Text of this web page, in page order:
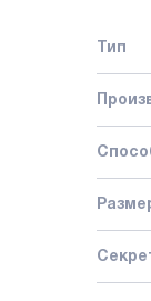
Тип